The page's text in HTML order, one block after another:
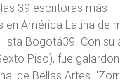
39 escritoras más
en América Latina de
lista Bogotá39. Con su
Piso), fue
de Bellas Artes.